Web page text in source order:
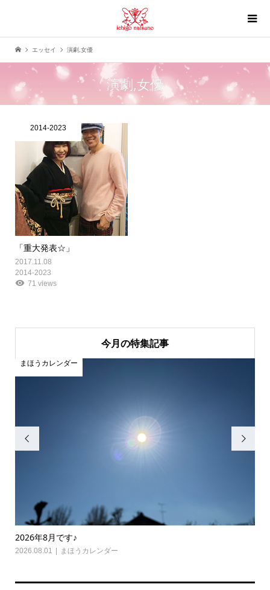
エッセイ 演劇,女優
演劇,女優
2014-2023
「重大発表☆」
2017.11.08
2014-2023
71 views
今月の特集記事

2026年8月です♪
2026.08.01 まほうカレンダー
まほうカレンダー
